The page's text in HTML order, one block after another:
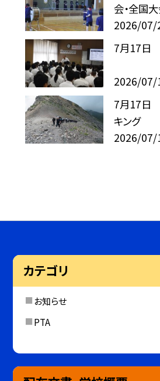
会・全国
2026/07/
7月17日
2026/07/
7月17日
キング
2026/07/
カテゴリ
お知らせ
PTA